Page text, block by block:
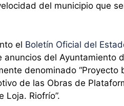
del municipio que
el Boletín Oficial del
anuncios del Ayuntamiento
denominado
de las Obras de
Loja. Riofrío”.